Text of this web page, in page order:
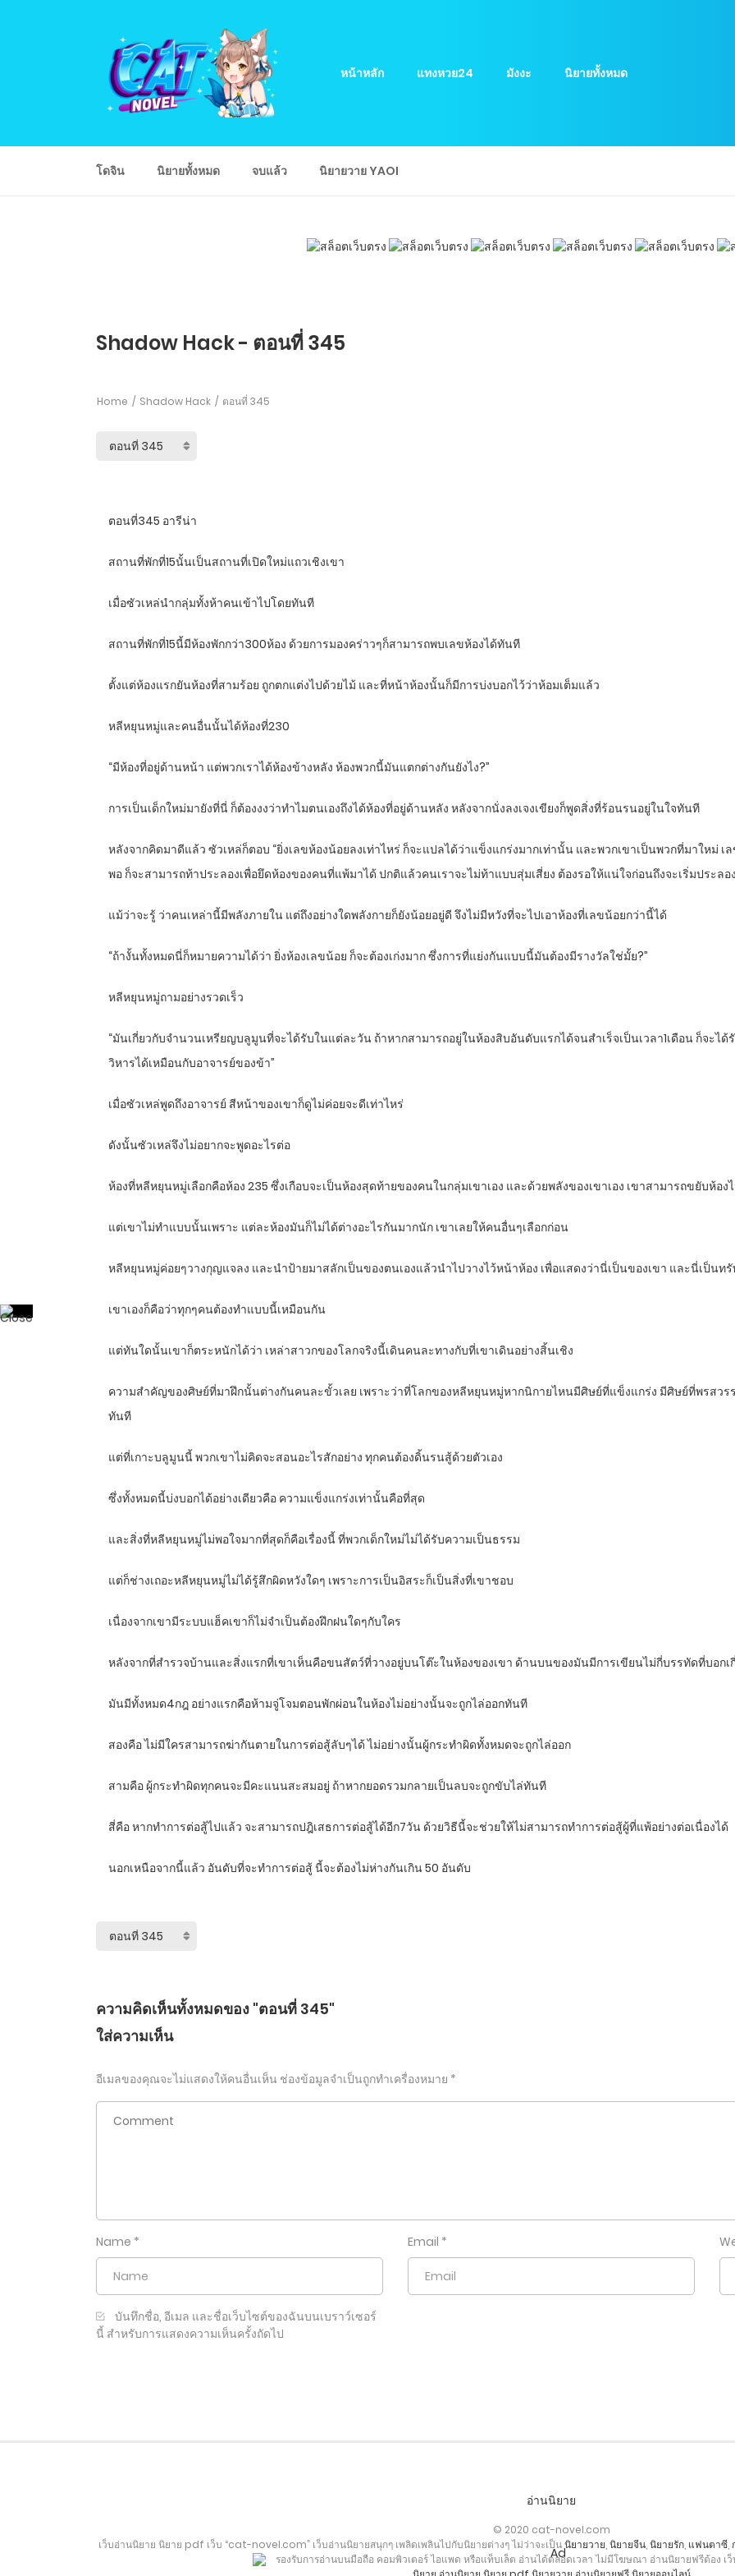
หน้าหลัก แทงหวย24 มังงะ นิยายทั้งหมด
โดจิน นิยายทั้งหมด จบแล้ว นิยายวาย YAOI
Shadow Hack - ตอนที่ 345
Home Shadow Hack ตอนที่ 345
ตอนที่345 อารีน่า
สถานที่พักที่15นั้นเป็นสถานที่เปิดใหม่แถวเชิงเขา
เมื่อซัวเหล่นำกลุ่มทั้งห้าคนเข้าไปโดยทันที
สถานที่พักที่15นี้มีห้องพักกว่า300ห้อง ด้วยการมองคร่าวๆก็สามารถพบเลขห้องได้ทันที
ตั้งแต่ห้องแรกยันห้องที่สามร้อย ถูกตกแต่งไปด้วยไม้ และที่หน้าห้องนั้นก็มีการบ่งบอกไว้ว่าห้อมเต็มแล้ว
หลีหยุนหมู่และคนอื่นนั้นได้ห้องที่230
“มีห้องที่อยู่ด้านหน้า แต่พวกเราได้ห้องข้างหลัง ห้องพวกนี้มันแตกต่างกันยังไง?”
การเป็นเด็กใหม่มายังที่นี่ ก็ต้องงงว่าทำไมตนเองถึงได้ห้องที่อยู่ด้านหลัง หลังจากนั่งลงเจงเขียงก็พูดสิ่งที่ร้อนรนอยู่ในใจทันที
หลังจากคิดมาดีแล้ว ซัวเหล่ก็ตอบ “ยิ่งเลขห้องน้อยลงเท่าไหร่ ก็จะแปลได้ว่าแข็งแกร่งมากเท่านั้น และพวกเขาเป็นพวกที่มาใหม่ เ
พอ ก็จะสามารถท้าประลองเพื่อยึดห้องของคนที่แพ้มาได้ ปกติแล้วคนเราจะไม่ท้าแบบสุ่มเสี่ยง ต้องรอให้แน่ใจก่อนถึงจะเริ่มประลอ
แม้ว่าจะรู้ ว่าคนเหล่านี้มีพลังภายใน แต่ถึงอย่างใดพลังกายก็ยังน้อยอยู่ดี จึงไม่มีหวังที่จะไปเอาห้องที่เลขน้อยกว่านี้ได้
“ถ้างั้นทั้งหมดนี่ก็หมายความได้ว่า ยิ่งห้องเลขน้อย ก็จะต้องเก่งมาก ซึ่งการที่แย่งกันแบบนี้มันต้องมีรางวัลใช่มั้ย?”
หลีหยุนหมู่ถามอย่างรวดเร็ว
“มันเกี่ยวกับจำนวนเหรียญบลูมูนที่จะได้รับในแต่ละวัน ถ้าหากสามารถอยู่ในห้องสิบอันดับแรกได้จนสำเร็จเป็นเวลา1เดือน ก็จะไ
วิหารได้เหมือนกับอาจารย์ของข้า”
เมื่อซัวเหล่พูดถึงอาจารย์ สีหน้าของเขาก็ดูไม่ค่อยจะดีเท่าไหร่
ดังนั้นซัวเหล่จึงไม่อยากจะพูดอะไรต่อ
ห้องที่หลีหยุนหมู่เลือกคือห้อง 235 ซึ่งเกือบจะเป็นห้องสุดท้ายของคนในกลุ่มเขาเอง และด้วยพลังของเขาเอง เขาสามารถขยับห้อ
แต่เขาไม่ทำแบบนั้นเพราะ แต่ละห้องมันก็ไม่ได้ต่างอะไรกันมากนัก เขาเลยให้คนอื่นๆเลือกก่อน
หลีหยุนหมู่ค่อยๆวางกุญแจลง และนำป้ายมาสลักเป็นของตนเองแล้วนำไปวางไว้หน้าห้อง เพื่อแสดงว่านี่เป็นของเขา และนี่เป็นท
เขาเองก็คือว่าทุกๆคนต้องทำแบบนี้เหมือนกัน
แต่ทันใดนั้นเขาก็ตระหนักได้ว่า เหล่าสาวกของโลกจริงนี้เดินคนละทางกับที่เขาเดินอย่างสิ้นเชิง
ความสำคัญของศิษย์ที่มาฝึกนั้นต่างกันคนละขั้วเลย เพราะว่าที่โลกของหลีหยุนหมู่หากนิกายไหนมีศิษย์ที่แข็งแกร่ง มีศิษย์ที่พรสว
ทันที
แต่ที่เกาะบลูมูนนี้ พวกเขาไม่คิดจะสอนอะไรสักอย่าง ทุกคนต้องดิ้นรนสู้ด้วยตัวเอง
ซึ่งทั้งหมดนี้บ่งบอกได้อย่างเดียวคือ ความแข็งแกร่งเท่านั้นคือที่สุด
และสิ่งที่หลีหยุนหมู่ไม่พอใจมากที่สุดก็คือเรื่องนี้ ที่พวกเด็กใหม่ไม่ได้รับความเป็นธรรม
แต่ก็ช่างเถอะหลีหยุนหมู่ไม่ได้รู้สึกผิดหวังใดๆ เพราะการเป็นอิสระก็เป็นสิ่งที่เขาชอบ
เนื่องจากเขามีระบบแฮ็คเขาก็ไม่จำเป็นต้องฝึกฝนใดๆกับใคร
หลังจากที่สำรวจบ้านและสิ่งแรกที่เขาเห็นคือขนสัตว์ที่วางอยู่บนโต๊ะในห้องของเขา ด้านบนของมันมีการเขียนไม่กี่บรรทัดที่บอกเ
มันมีทั้งหมด4กฎ อย่างแรกคือห้ามจู่โจมตอนพักผ่อนในห้องไม่อย่างนั้นจะถูกไล่ออกทันที
สองคือ ไม่มีใครสามารถฆ่ากันตายในการต่อสู้ลับๆได้ ไม่อย่างนั้นผู้กระทำผิดทั้งหมดจะถูกไล่ออก
สามคือ ผู้กระทำผิดทุกคนจะมีคะแนนสะสมอยู่ ถ้าหากยอดรวมกลายเป็นลบจะถูกขับไล่ทันที
สี่คือ หากทำการต่อสู้ไปแล้ว จะสามารถปฎิเสธการต่อสู้ได้อีก7วัน ด้วยวิธีนี้จะช่วยให้ไม่สามารถทำการต่อสู้ผู้ที่แพ้อย่างต่อเนื่องได้
นอกเหนือจากนี้แล้ว อันดับที่จะทำการต่อสู้ นี้จะต้องไม่ห่างกันเกิน 50 อันดับ
ความคิดเห็นทั้งหมดของ "ตอนที่ 345"
ใส่ความเห็น
อีเมลของคุณจะไม่แสดงให้คนอื่นเห็น ช่องข้อมูลจำเป็นถูกทำเครื่องหมาย *
Name * Email *
บันทึกชื่อ, อีเมล และชื่อเว็บไซต์ของฉันบนเบราว์เซอร์
นี้ สำหรับการแสดงความเห็นครั้งถัดไป
อ่านนิยาย
© 2020 cat-novel.com
เว็บอ่านนิยาย นิยาย pdf เว็บ “cat-novel.com” เว็บอ่านนิยายสนุกๆ เพลิดเพลินไปกับนิยายต่างๆ ไม่ว่าจะเป็นนิยายวาย นิยายจีน นิยายรัก แฟนตาซี
รองรับการอ่านบนมือถือ คอมพิวเตอร์ ไอแพด หรือแท็บเล็ต อ่านได้ตลอดเวลา ไม่มีโฆษณา อ่านนิยายฟรีต้อง